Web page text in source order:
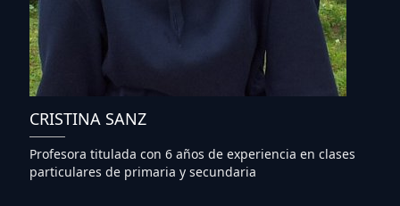
CRISTINA SANZ
Profesora titulada con 6 años de experiencia en clases
particulares de primaria y secundaria